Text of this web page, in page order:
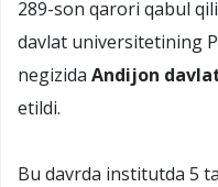
289-son qarori qabul
davlat universitetining
negizida Andijon
etildi.
Bu davrda institutda 5